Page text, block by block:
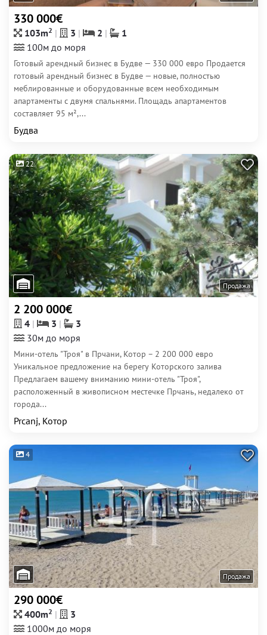
330 000€
103m2 3 2
1
100м до моря
Готовый арендный бизнес в Будве — 330 000 евро Продается
готовый арендный бизнес в Будве — новые, полностью
меблированные и оборудованные всем необходимым
апартаменты с двумя спальнями. Площадь апартаментов
составляет 95 м²,...
Будва
22
Продажа
2 200 000€
4 3
3
30м до моря
Мини-отель "Троя" в Прчани, Котор – 2 200 000 евро
Уникальное предложение на берегу Которского залива
Предлагаем вашему вниманию мини-отель "Троя",
расположенный в живописном местечке Прчань, недалеко от
города...
Prcanj, Котор
4
Продажа
290 000€
400m2
3
1000м до моря